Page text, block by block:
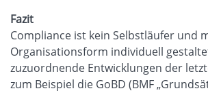
Fazit
Compliance ist kein Selbstläufer und
Organisationsform individuell
zuzuordnende Entwicklungen der
zum Beispiel die GoBD (BMF